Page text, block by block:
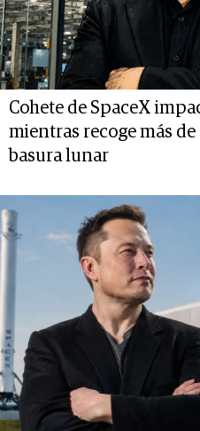
Cohete de SpaceX
mientras recoge más
basura lunar